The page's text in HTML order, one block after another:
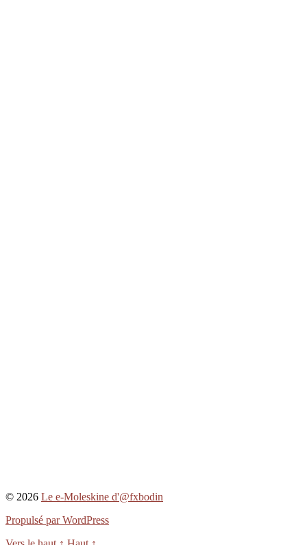
© 2026 Le e-Moleskine d'@fxbodin
Propulsé par WordPress